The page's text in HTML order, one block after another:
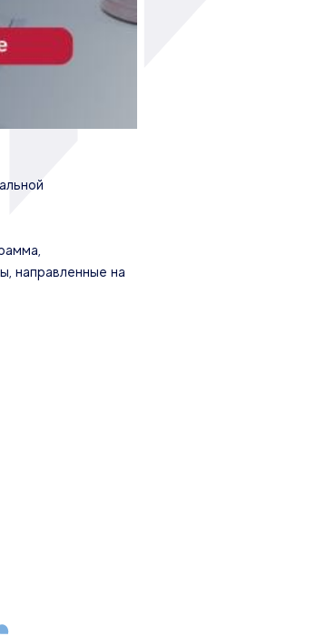
направленные на